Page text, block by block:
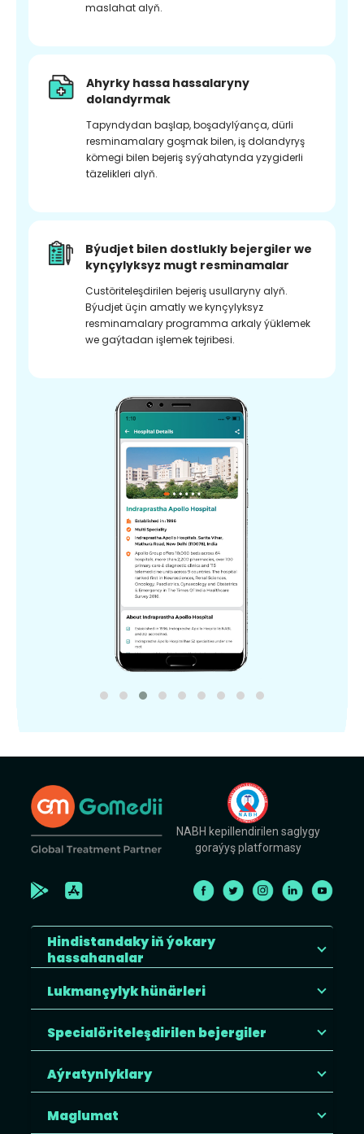
maslahat alyň.
Ahyrky hassa hassalaryny
dolandyrmak
Tapyndydan başlap, boşadylýança, dürli
resminamalary goşmak bilen, iş dolandyryş
kömegi bilen bejeriş syýahatynda yzygiderli
täzelikleri alyň.
Býudjet bilen dostlukly bejergiler we
kynçylyksyz mugt resminamalar
Custöriteleşdirilen bejeriş usullaryny alyň.
Býudjet üçin amatly we kynçylyksyz
resminamalary programma arkaly ýüklemek
we gaýtadan işlemek tejribesi.
NABH kepillendirilen saglygy
goraýyş platformasy
Hindistandaky iň ýokary
hassahanalar
Lukmançylyk hünärleri
Specialöriteleşdirilen bejergiler
Aýratynlyklary
Maglumat